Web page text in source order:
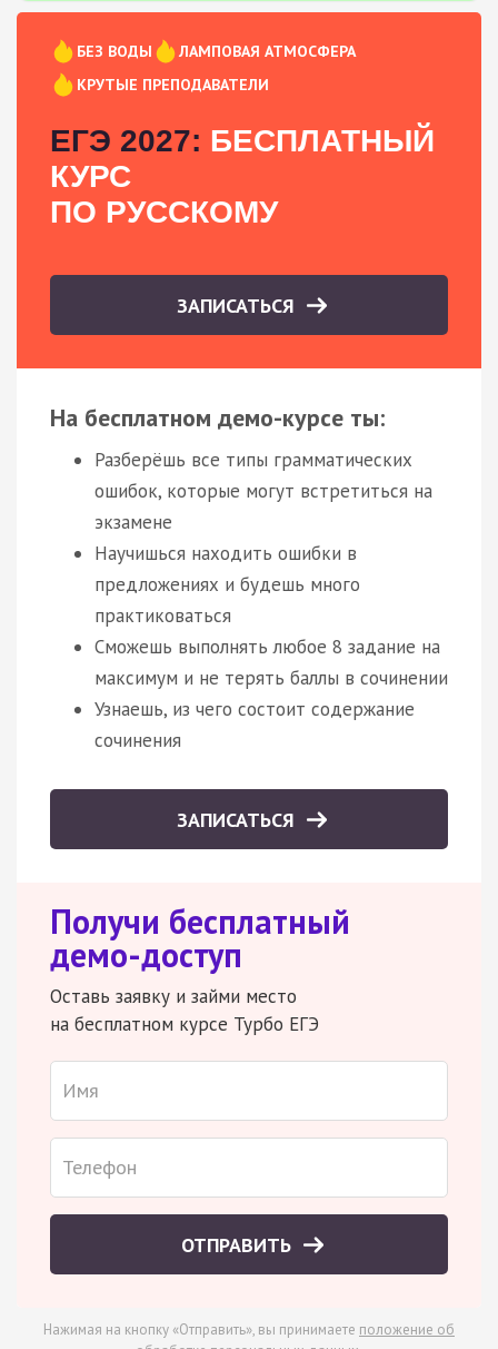
БЕЗ ВОДЫ
ЛАМПОВАЯ АТМОСФЕРА
КРУТЫЕ ПРЕПОДАВАТЕЛИ
ЕГЭ 2027: БЕСПЛАТНЫЙ
КУРС
ПО РУССКОМУ
ЗАПИСАТЬСЯ
На бесплатном демо-курсе ты:
Разберёшь все типы грамматических
ошибок, которые могут встретиться на
экзамене
Научишься находить ошибки в
предложениях и будешь много
практиковаться
Сможешь выполнять любое 8 задание на
максимум и не терять баллы в сочинении
Узнаешь, из чего состоит содержание
сочинения
ЗАПИСАТЬСЯ
Получи бесплатный
демо-доступ
Оставь заявку и займи место
на бесплатном курсе Турбо ЕГЭ
ОТПРАВИТЬ
Нажимая на кнопку «Отправить», вы принимаете положение об